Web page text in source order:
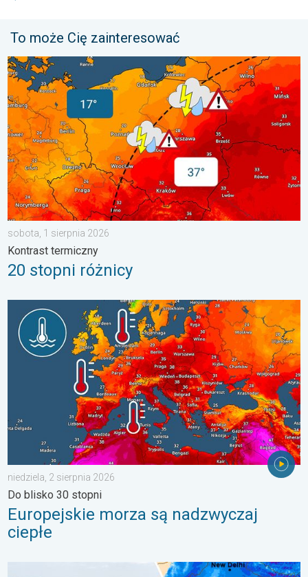
To może Cię zainteresować
20 stopni różnicy. Kontrast termiczny. . . sobota, 1 sierpnia
sobota, 1 sierpnia 2026
Kontrast termiczny
20 stopni różnicy
Europejskie morza są nadzwyczaj ciepłe. Do blisko 30
niedziela, 2 sierpnia 2026
Do blisko 30 stopni
Europejskie morza są nadzwyczaj
ciepłe
Powodzie i osuwiska w Azji. Nietypowy monsun. . . środa, 29